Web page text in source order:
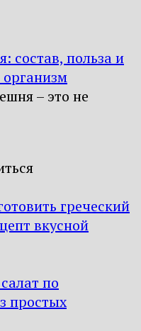
состав, польза и
организм
– это не
греческий
вкусной
по
простых